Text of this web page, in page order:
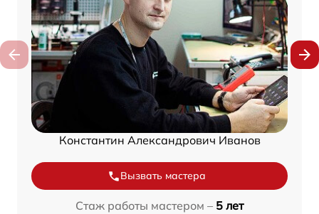
Константин Александрович Иванов
Вызвать мастера
Стаж работы мастером – 5 лет